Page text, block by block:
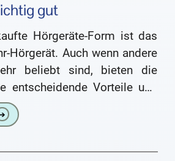
gut
Hörgeräte-Form ist das
Hörgerät. Auch wenn andere
beliebt sind, bieten die
entscheidende Vorteile und
es, dass die meisten
zu diesen Hörgeräten